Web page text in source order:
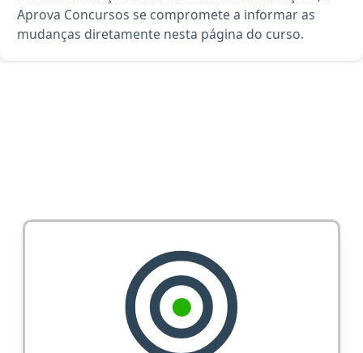
Aprova Concursos se compromete a informar as
mudanças diretamente nesta página do curso.